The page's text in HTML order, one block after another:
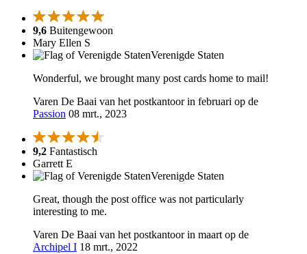
9,6 Buitengewoon
Mary Ellen S
Verenigde Staten
Wonderful, we brought many post cards home to mail!
Varen De Baai van het postkantoor in februari op de
Passion 08 mrt., 2023
9,2 Fantastisch
Garrett E
Verenigde Staten
Great, though the post office was not particularly
interesting to me.
Varen De Baai van het postkantoor in maart op de
Archipel I 18 mrt., 2022